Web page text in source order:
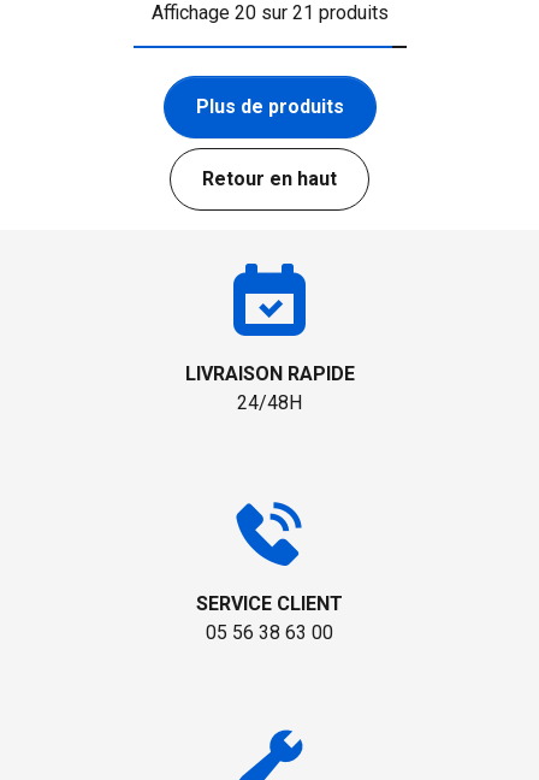
Affichage 20 sur 21 produits
Plus de produits
Retour en haut
LIVRAISON RAPIDE
24/48H
SERVICE CLIENT
05 56 38 63 00